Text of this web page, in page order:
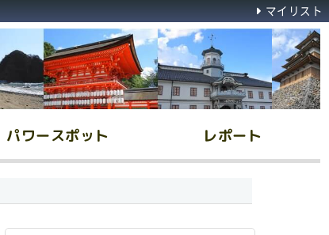
パワースポット レポート
マイリスト